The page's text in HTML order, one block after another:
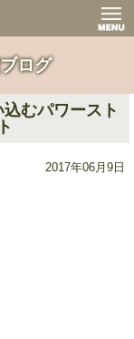
ログ
むパワースト
2017年06月9日